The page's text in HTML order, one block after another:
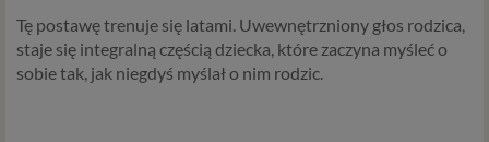
Tę postawę trenuje się latami. Uwewnętrzniony głos rodzica,
staje się integralną częścią dziecka, które zaczyna myśleć o
sobie tak, jak niegdyś myślał o nim rodzic.